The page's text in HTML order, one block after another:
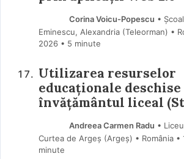
Corina Voicu-Popescu •
Eminescu, Alexandria (Teleorman) •
2026 • 5 minute
Utilizarea resurselor
educaționale
învățământul liceal
Andreea Carmen Radu •
Curtea de Argeș (Argeş) • România
minute